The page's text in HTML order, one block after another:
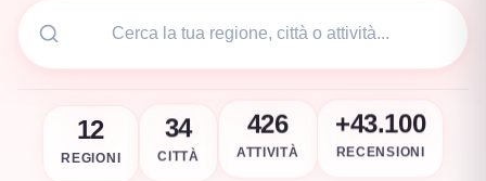
12
REGIONI
34
CITTÀ
426
ATTIVITÀ
+43.100
RECENSIONI